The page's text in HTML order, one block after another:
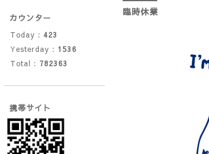
臨時休業
カウンター
Today : 423
Yesterday : 1536
Total : 782363
携帯サイト